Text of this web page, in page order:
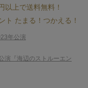
以上で送料無料！
ト たまる！つかえる！
年公演
演『海辺のストルーエン